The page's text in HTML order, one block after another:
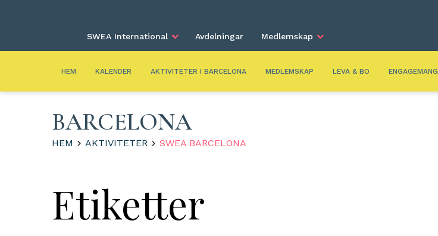
SWEA International Avdelningar Medlemskap
HEM KALENDER AKTIVITETER I BARCELONA MEDLEMSKAP LEVA & BO ENGAGEMANG
BARCELONA
HEM AKTIVITETER SWEA BARCELONA
Etiketter